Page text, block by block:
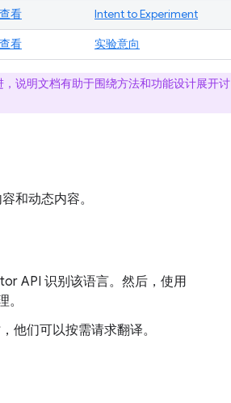
查看 Intent to Experiment
查看 实验意向
说明文档有助于围绕方法和功能设计展开讨
和动态内容。
API 识别该语言。然后，使用
他们可以按需请求翻译。